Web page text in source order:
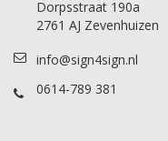
Dorpsstraat 190a
2761 AJ Zevenhuizen
info@sign4sign.nl
0614-789 381